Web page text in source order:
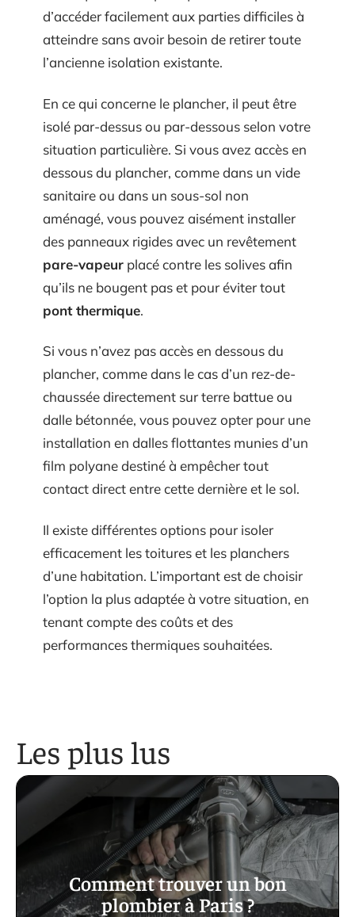
d’accéder facilement aux parties difficiles à
atteindre sans avoir besoin de retirer toute
l’ancienne isolation existante.
En ce qui concerne le plancher, il peut être
isolé par-dessus ou par-dessous selon votre
situation particulière. Si vous avez accès en
dessous du plancher, comme dans un vide
sanitaire ou dans un sous-sol non
aménagé, vous pouvez aisément installer
des panneaux rigides avec un revêtement
pare-vapeur placé contre les solives afin
qu’ils ne bougent pas et pour éviter tout
pont thermique.
Si vous n’avez pas accès en dessous du
plancher, comme dans le cas d’un rez-de-
chaussée directement sur terre battue ou
dalle bétonnée, vous pouvez opter pour une
installation en dalles flottantes munies d’un
film polyane destiné à empêcher tout
contact direct entre cette dernière et le sol.
Il existe différentes options pour isoler
efficacement les toitures et les planchers
d’une habitation. L’important est de choisir
l’option la plus adaptée à votre situation, en
tenant compte des coûts et des
performances thermiques souhaitées.
Les plus lus
Comment trouver un bon
plombier à Paris ?